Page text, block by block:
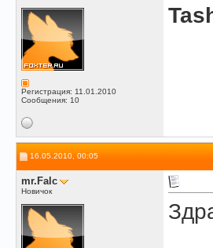
Регистрация: 11.01.2010
Сообщения: 10
16.05.2010, 00:05
mr.Falc
Новичок